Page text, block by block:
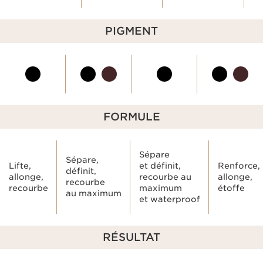
PIGMENT
FORMULE
Lifte,
allonge,
recourbe
Sépare,
définit,
recourbe
au maximum
Sépare
et définit,
recourbe au
maximum
et waterproof
Renforce,
allonge,
étoffe
RÉSULTAT